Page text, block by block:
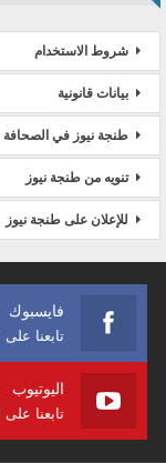
شروط الاستخدام
بيانات قانونية
طنجة نيوز في الصحافة
تنويه من طنجة نيوز
للإعلان على طنجة نيوز
فايسبوك
تابعنا
اليوتيوب
تابعنا